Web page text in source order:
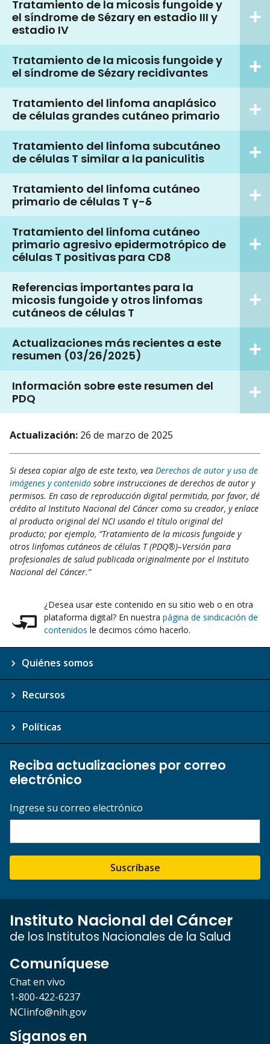
Tratamiento de la micosis fungoide y
el síndrome de Sézary en estadio III y
estadio IV
Tratamiento de la micosis fungoide y
el síndrome de Sézary recidivantes
Tratamiento del linfoma anaplásico
de células grandes cutáneo primario
Tratamiento del linfoma subcutáneo
de células T similar a la paniculitis
Tratamiento del linfoma cutáneo
primario de células T γ-δ
Tratamiento del linfoma cutáneo
primario agresivo epidermotrópico de
células T positivas para CD8
Referencias importantes para la
micosis fungoide y otros linfomas
cutáneos de células T
Actualizaciones más recientes a este
resumen (03/26/2025)
Información sobre este resumen del
PDQ
Actualización: 26 de marzo de 2025
Si desea copiar algo de este texto, vea Derechos de autor y uso de
imágenes y contenido sobre instrucciones de derechos de autor y
permisos. En caso de reproducción digital permitida, por favor, dé
crédito al Instituto Nacional del Cáncer como su creador, y enlace
al producto original del NCI usando el título original del
producto; por ejemplo, “Tratamiento de la micosis fungoide y
otros linfomas cutáneos de células T (PDQ®)–Versión para
profesionales de salud publicada originalmente por el Instituto
Nacional del Cáncer.”
¿Desea usar este contenido en su sitio web o en otra
plataforma digital? En nuestra página de sindicación de
contenidos le decimos cómo hacerlo.
Quiénes somos
Recursos
Políticas
Reciba actualizaciones por correo
electrónico
Ingrese su correo electrónico
Suscríbase
Instituto Nacional del Cáncer
de los Institutos Nacionales de la Salud
Comuníquese
Chat en vivo
1-800-422-6237
NCIinfo@nih.gov
Síganos en